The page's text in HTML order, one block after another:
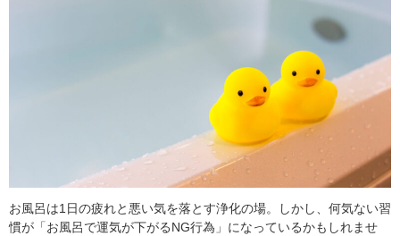
お風呂は1日の疲れと悪い気を落とす浄化の場。しかし、何気ない習
慣が「お風呂で運気が下がるNG行為」になっているかもしれませ